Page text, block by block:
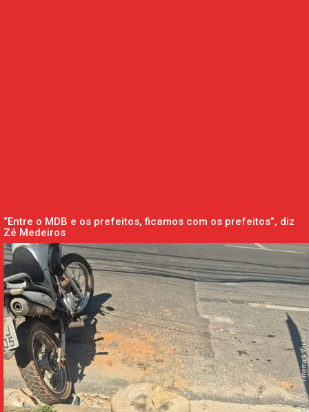
“Entre o MDB e os prefeitos, ficamos com os prefeitos”, diz
Zé Medeiros